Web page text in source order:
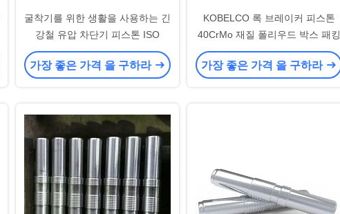
굴착기를 위한 생활을 사용하는 긴
강철 유압 차단기 피스톤 ISO
가장 좋은 가격 을 구하라
KOBELCO 록 브레이커 피스톤
40CrMo 재질 폴리우드 박스 패킹
가장 좋은 가격 을 구하라